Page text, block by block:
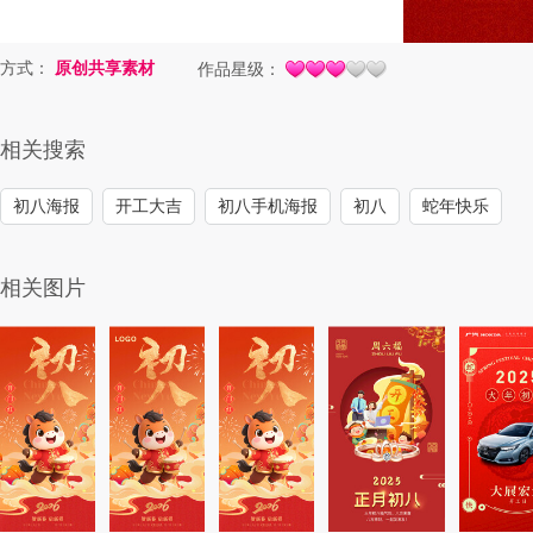
方式： 原创共享素材 作品星级：
相关搜索
初八海报 开工大吉 初八手机海报 初八 蛇年快乐
相关图片